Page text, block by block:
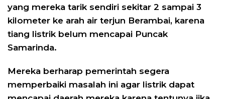
yang mereka tarik sendiri sekitar 2 sampai 3
kilometer ke arah air terjun Berambai, karena
tiang listrik belum mencapai Puncak
Samarinda.
Mereka berharap pemerintah segera
memperbaiki masalah ini agar listrik dapat